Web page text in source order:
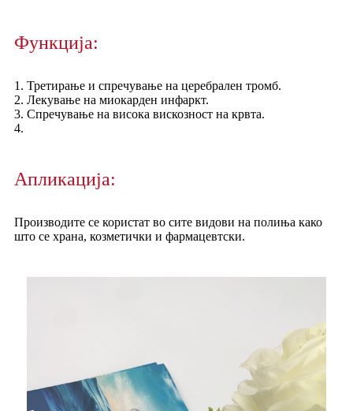
Функција:
1. Третирање и спречување на церебрален тромб.
2. Лекување на миокарден инфаркт.
3. Спречување на висока вискозност на крвта.
4.
Апликација:
Производите се користат во сите видови на полиња како
што се храна, козметички и фармацевтски.